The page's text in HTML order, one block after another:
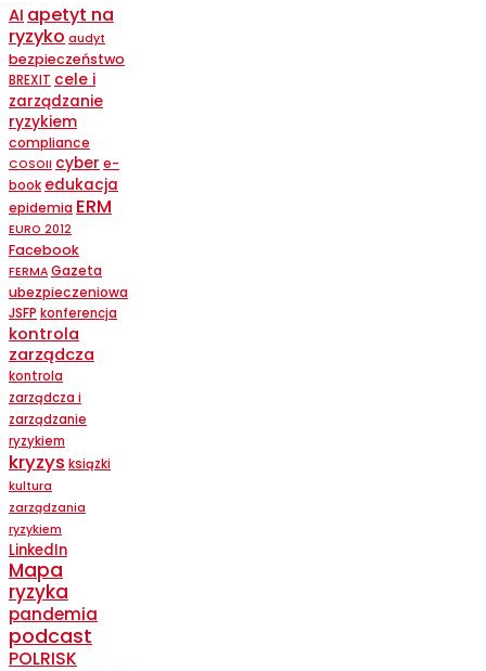
AI apetyt na
ryzyko audyt
bezpieczeństwo
BREXIT cele i
zarządzanie
ryzykiem
compliance
COSOII cyber e-
book edukacja
epidemia ERM
EURO 2012
Facebook
FERMA Gazeta
ubezpieczeniowa
JSFP konferencja
kontrola
zarządcza
kontrola
zarządcza i
zarządzanie
ryzykiem
kryzys ksiązki
kultura
zarządzania
ryzykiem
LinkedIn
Mapa
ryzyka
pandemia
podcast
POLRISK